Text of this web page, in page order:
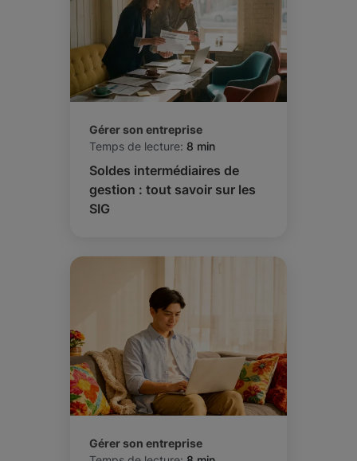
Gérer son entreprise
Temps de lecture: 8 min
Soldes intermédiaires de
gestion : tout savoir sur les
SIG
Gérer son entreprise